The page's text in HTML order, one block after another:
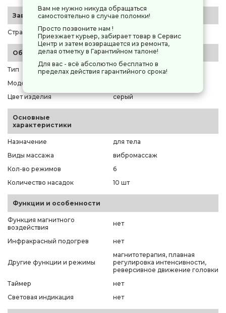
Заводские данные
Страна-производитель
Общие параметры
Тип
массажер ручной
Модель
Цвет изделия
серый
Основные
характеристики
Назначение
для тела
Виды массажа
вибромассаж
Кол-во режимов
6
Количество насадок
10 шт
Функции и особенности
Функция магнитного
воздействия
нет
Инфракрасный подогрев нет
Другие функции и режимы
магнитотерапия, плавная
регулировка интенсивности,
реверсивное движение головки
Таймер
нет
Световая индикация
нет
Вам не нужно никуда обращаться
самостоятельно в случае поломки!
Просто позвоните нам !
Приезжает курьер, забирает товар в Сервис
Центр и затем возвращается из ремонта,
делая отметку в Гарантийном талоне!
Для вас - всё абсолютно бесплатно в
пределах действия гарантийного срока!